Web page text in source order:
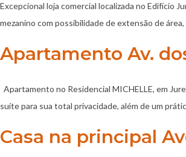
Excepcional loja comercial localizada no Edifício
mezanino com possibilidade de extensão de
Apartamento Av.
Apartamento no Residencial MICHELLE, em
suíte para sua total privacidade, além de um
Casa na principal